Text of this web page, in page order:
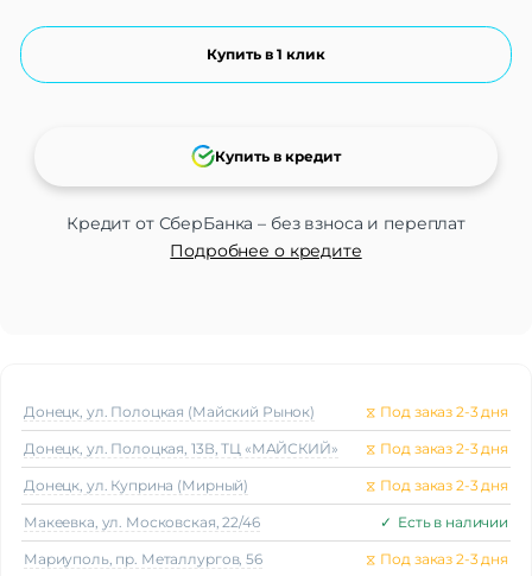
Купить в 1 клик
Кредит от СберБанка – без взноса и переплат
Подробнее о кредите
Купить в кредит
Донецк, ул. Полоцкая (Майский Рынок) ⧖ Под заказ 2-3 дня
Донецк, ул. Полоцкая, 13В, ТЦ «МАЙСКИЙ» ⧖ Под заказ 2-3 дня
Донецк, ул. Куприна (Мирный) ⧖ Под заказ 2-3 дня
Макеeвка, ул. Московская, 22/46 ✓ Есть в наличии
Мариуполь, пр. Металлургов, 56 ⧖ Под заказ 2-3 дня